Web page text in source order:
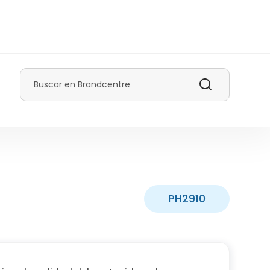
Buscar
PH2910